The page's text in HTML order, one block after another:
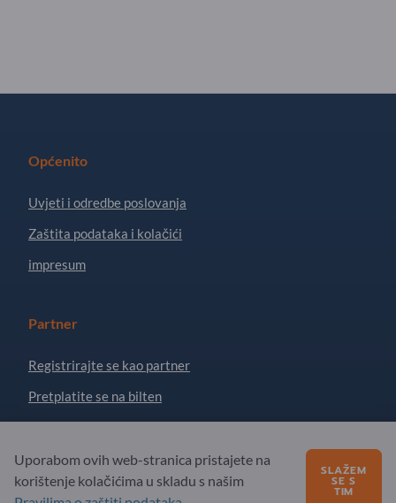
Općenito
Uvjeti i odredbe poslovanja
Zaštita podataka i kolačići
impresum
Partner
Registrirajte se kao partner
Pretplatite se na bilten
Pitanja?
FAQ
Uporabom ovih web-stranica pristajete na
korištenje kolačićima u skladu s našim
SLAŽEM
SE S
TIM